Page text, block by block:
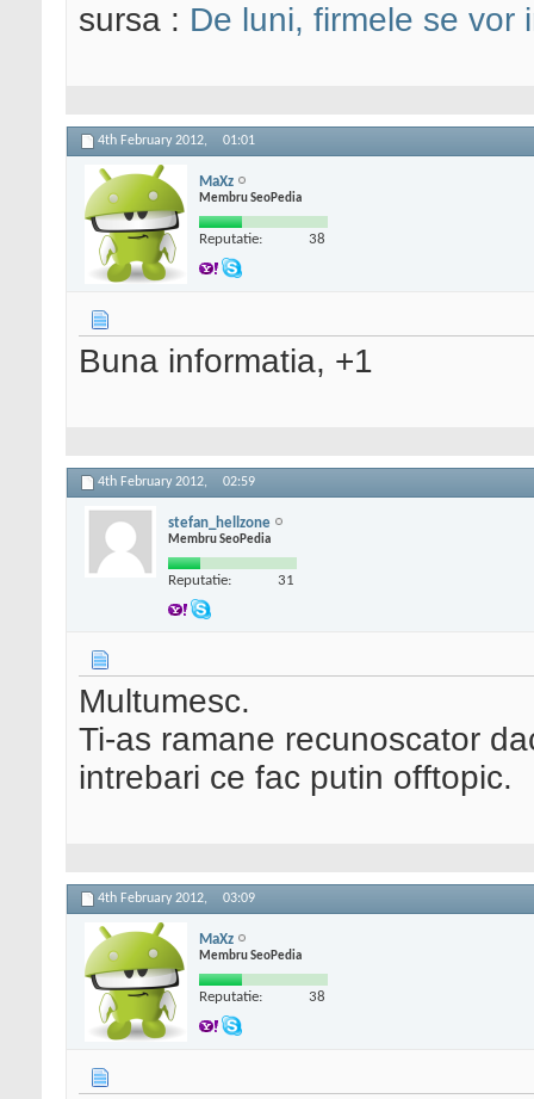
sursa : De luni, firmele se vor
4th February 2012, 01:01
MaXz
Membru SeoPedia
Reputatie: 38
Buna informatia, +1
4th February 2012, 02:59
stefan_hellzone
Membru SeoPedia
Reputatie: 31
Multumesc.
Ti-as ramane recunoscator
intrebari ce fac putin offtopic.
4th February 2012, 03:09
MaXz
Membru SeoPedia
Reputatie: 38